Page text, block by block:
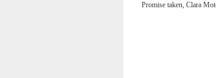
Promise taken, Clara